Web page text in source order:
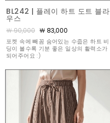
BL242 | 플레이 하트 도트 블라
우스
￦ 90,000 ￦ 83,000
포켓 속에 빼꼼 숨어있는 수줍은 하트 비
딩이 볼수록 기분 좋은 일상의 활력소가
되어주어요 :)